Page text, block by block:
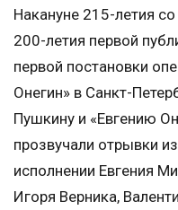
Накануне 215-летия
200-летия первой
первой постановки
Онегин» в Санкт-
Пушкину и «Евгению
прозвучали отрывки
исполнении Евгения
Игоря Верника,